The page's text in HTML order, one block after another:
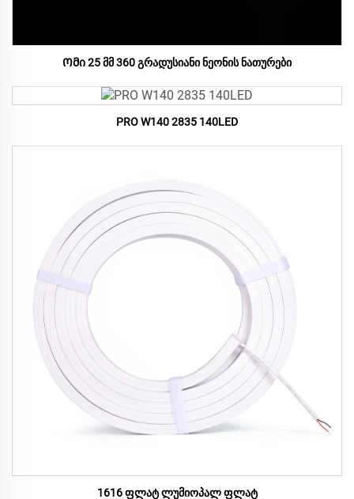
Ომი 25 მმ 360 გრადუსიანი ნეონის ნათურები
PRO W140 2835 140LED
1616 ფლატ ლუმიოპალ ფლატ